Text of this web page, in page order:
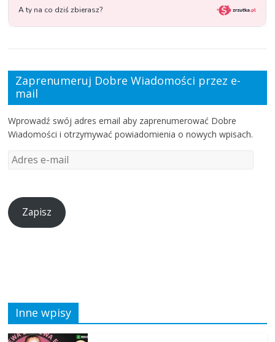
Zaprenumeruj Dobre Wiadomości przez e-
mail
Wprowadź swój adres email aby zaprenumerować Dobre
Wiadomości i otrzymywać powiadomienia o nowych wpisach.
Zapisz
Inne wpisy